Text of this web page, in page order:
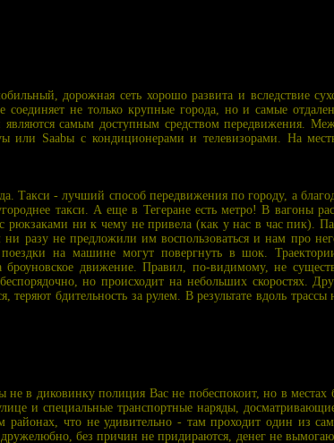
дорожная сеть хорошо развита и вследствие
соединяет не только крупные города, но и самые
являются самым доступным средством передвижения.
или Saabы с кондиционерами и телевизорами. На
Такси - лучший способ передвижения по городу, а
такси. А еще в Тегеране есть метро! В вагоны
ни к чему не привела (как у нас в час пик).
разу не предложили им воспользоваться и нам про
поездки на машине могут повергнуть в шок.
движение. Правил, по-видимому, не
но происходит на небольших скоростях.
бдительность за рулем. В результате вдоль трассы
в диковинку полиция Вас не побеспокоит, но в местах
и специальные транспортные наряды,
что не удивительно - там проходит один из
без причин не придираются, денег не